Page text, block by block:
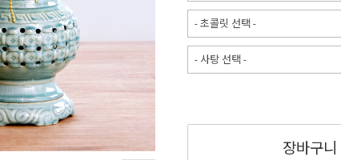
- 초콜릿 선택 -
- 사탕 선택 -
장바구니